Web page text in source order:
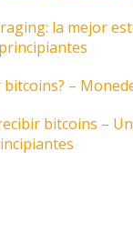
la mejor
bitcoins? –
bitcoins –